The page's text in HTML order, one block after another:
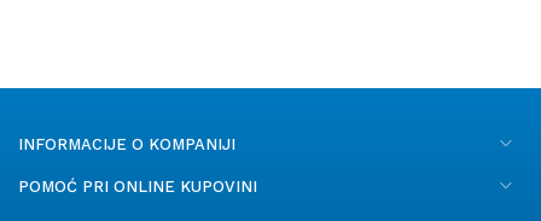
INFORMACIJE O KOMPANIJI
POMOĆ PRI ONLINE KUPOVINI